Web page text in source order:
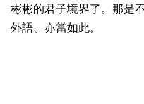
彬彬的君子境界了。那是
外語、亦當如此。